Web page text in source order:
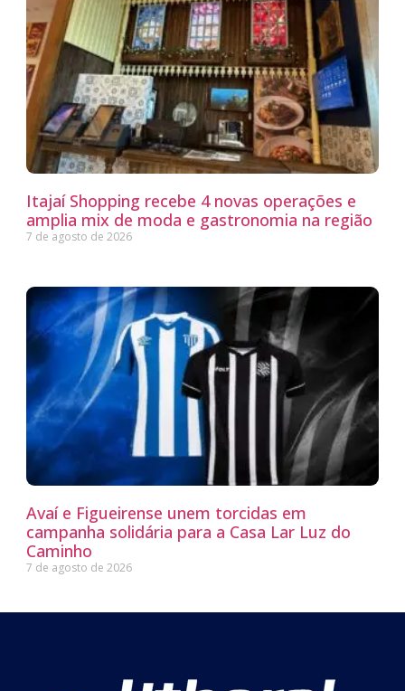
Itajaí Shopping recebe 4 novas operações e
amplia mix de moda e gastronomia na região
7 de agosto de 2026
Avaí e Figueirense unem torcidas em
campanha solidária para a Casa Lar Luz do
Caminho
7 de agosto de 2026